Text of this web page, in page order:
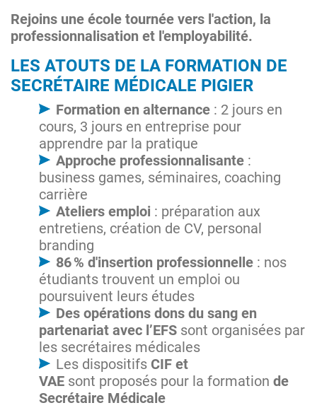
Rejoins une école tournée vers l'action, la
professionnalisation et l'employabilité.
LES ATOUTS DE LA FORMATION DE
SECRÉTAIRE MÉDICALE PIGIER
Formation en alternance : 2 jours en
cours, 3 jours en entreprise pour
apprendre par la pratique
Approche professionnalisante :
business games, séminaires, coaching
carrière
Ateliers emploi : préparation aux
entretiens, création de CV, personal
branding
86 % d'insertion professionnelle : nos
étudiants trouvent un emploi ou
poursuivent leurs études​
Des opérations dons du sang en
partenariat avec l’EFS sont organisées par
les secrétaires médicales
Les dispositifs CIF et
VAE sont proposés pour la formation de
Secrétaire Médicale